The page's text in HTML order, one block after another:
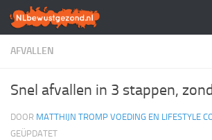
Doorgaan naar inhoud
AFVALLEN
Snel afvallen in 3 stappen,
DOOR MATTHIJN TROMP VOEDING EN LIFESTYLE
GEÜPDATET